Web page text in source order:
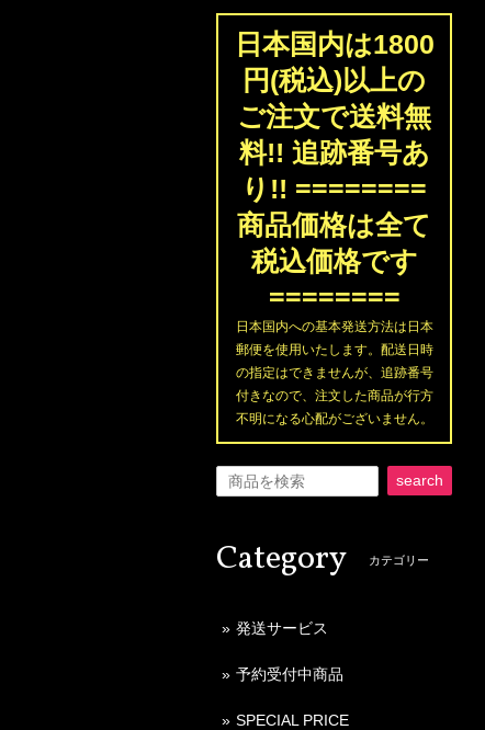
日本国内は1800
円(税込)以上の
ご注文で送料無
料!! 追跡番号あ
り!! ========
商品価格は全て
税込価格です
========
日本国内への基本発送方法は日本
郵便を使用いたします。配送日時
の指定はできませんが、追跡番号
付きなので、注文した商品が行方
不明になる心配がございません。
search
Category カテゴリー
発送サービス
予約受付中商品
SPECIAL PRICE